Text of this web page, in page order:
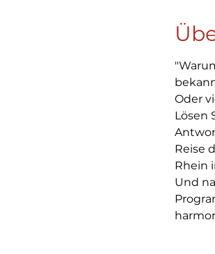
Oder
Lösen
Reise
Rhein
Und